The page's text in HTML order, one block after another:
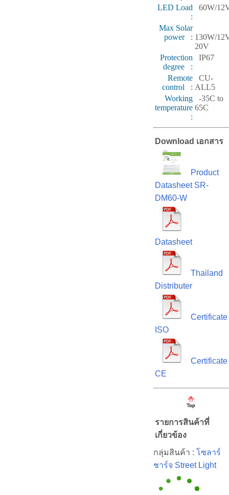
LED Load
:
60W/
Max Solar
power : 130W/
20V
Protection
degree :
IP67
Remote
control :
CU-
ALL5
Working
temperature
:
-35C to
65C
Download เอกสาร
Product
Datasheet SR-
DM60-W
Datasheet
Thailand
Distributer
Certificate
ISO
Certificate
CE
รายการสินค้าที่
เกี่ยวข้อง
กลุ่มสินค้า : โซลาร์
ชาร์จ Street Light